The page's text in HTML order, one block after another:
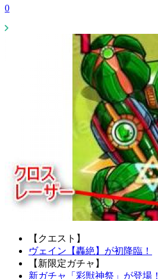
0
【クエスト】
ヴェイン【轟絶】が初降臨！
【新限定ガチャ】
新ガチャ「彩獣神祭」が登場！